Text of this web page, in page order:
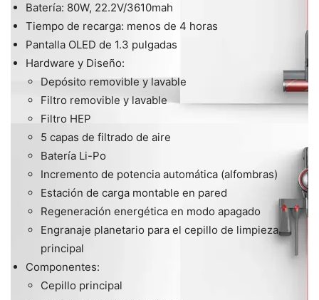
Batería: 80W, 22.2V/3610mah
Tiempo de recarga: menos de 4 horas
Pantalla OLED de 1.3 pulgadas
Hardware y Diseño:
Depósito removible y lavable
Filtro removible y lavable
Filtro HEP
5 capas de filtrado de aire
Batería Li-Po
Incremento de potencia automática (alfombras)
Estación de carga montable en pared
Regeneración energética en modo apagado
Engranaje planetario para el cepillo de limpieza
principal
Componentes:
Cepillo principal